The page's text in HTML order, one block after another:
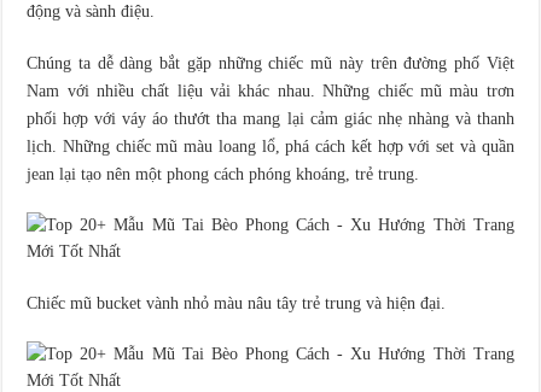
động và sành điệu.
Chúng ta dễ dàng bắt gặp những chiếc mũ này trên đường phố Việt
Nam với nhiều chất liệu vải khác nhau. Những chiếc mũ màu trơn
phối hợp với váy áo thướt tha mang lại cảm giác nhẹ nhàng và thanh
lịch. Những chiếc mũ màu loang lổ, phá cách kết hợp với set và quần
jean lại tạo nên một phong cách phóng khoáng, trẻ trung.
Chiếc mũ bucket vành nhỏ màu nâu tây trẻ trung và hiện đại.